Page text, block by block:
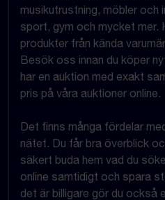
musikutrustning, möbler och
sport, gym och mycket mer.
produkter från kända
Besök oss innan du köper
har en auktion med exakt
pris på våra auktioner online.
Det finns många fördelar
nätet. Du får bra överblick
säkert buda hem vad du
online samtidigt och spara
det är billigare gör du också